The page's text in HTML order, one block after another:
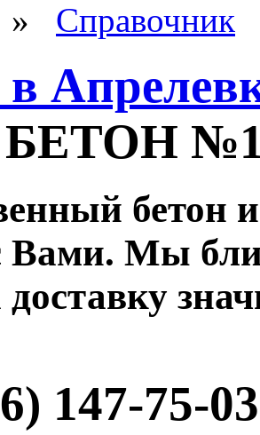
» Справочник
в
бетон
Вами. Мы
доставку
147-75-03